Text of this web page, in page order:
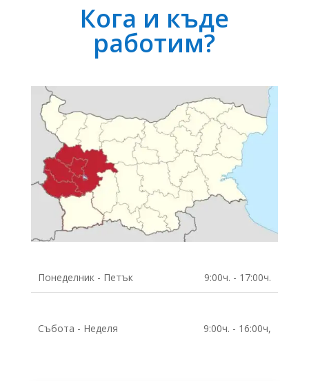
Кога и къде
работим?
Понеделник - Петък 9:00ч. - 17:00ч.
Събота - Неделя 9:00ч. - 16:00ч,